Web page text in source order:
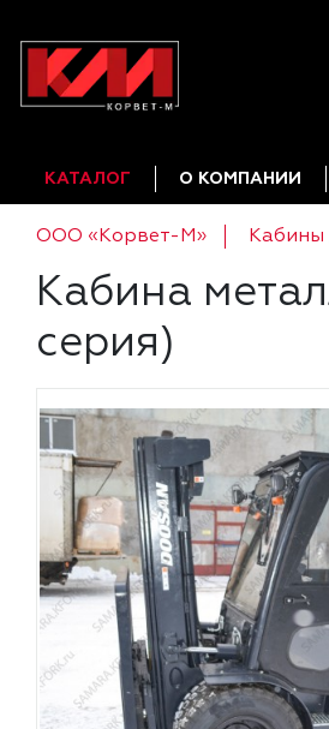
КАТАЛОГ О КОМПАНИИ
ООО «Корвет-М» Кабины
Кабина
серия)